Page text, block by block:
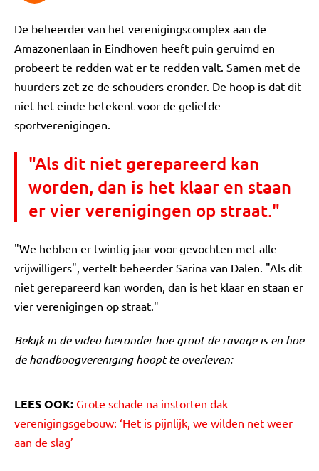
De beheerder van het verenigingscomplex aan de
Amazonenlaan in Eindhoven heeft puin geruimd en
probeert te redden wat er te redden valt. Samen met de
huurders zet ze de schouders eronder. De hoop is dat dit
niet het einde betekent voor de geliefde
sportverenigingen.
"Als dit niet gerepareerd kan
worden, dan is het klaar en staan
er vier verenigingen op straat."
"We hebben er twintig jaar voor gevochten met alle
vrijwilligers", vertelt beheerder Sarina van Dalen. "Als dit
niet gerepareerd kan worden, dan is het klaar en staan er
vier verenigingen op straat."
Bekijk in de video hieronder hoe groot de ravage is en hoe
de handboogvereniging hoopt te overleven:
LEES OOK: Grote schade na instorten dak
verenigingsgebouw: ‘Het is pijnlijk, we wilden net weer
aan de slag’